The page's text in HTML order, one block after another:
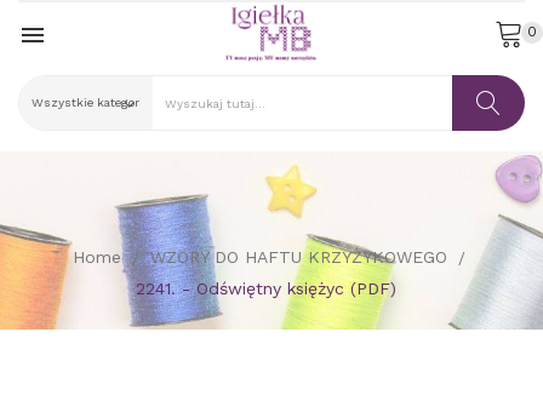
 0
Home
WZORY DO HAFTU KRZYŻYKOWEGO
2241. - Odświętny księżyc (PDF)